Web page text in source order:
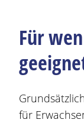
Für
für